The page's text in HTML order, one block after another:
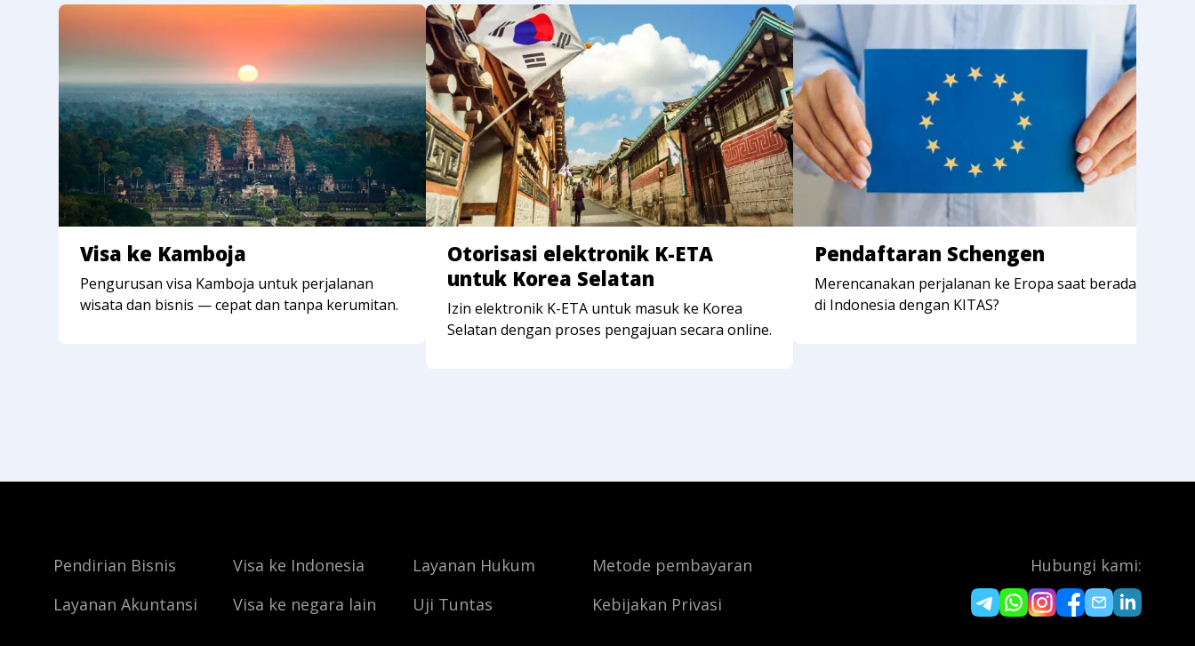
Visa ke Kamboja
Pengurusan visa Kamboja untuk perjalanan
wisata dan bisnis — cepat dan tanpa kerumitan.
Otorisasi elektronik K-ETA
untuk Korea Selatan
Izin elektronik K-ETA untuk masuk ke Korea
Selatan dengan proses pengajuan secara online.
Pendaftaran Schengen
Merencanakan perjalanan ke Eropa saat berada
di Indonesia dengan KITAS?
Hubungi kami:
Pendirian Bisnis Visa ke Indonesia Layanan Hukum
Metode pembayaran
Layanan Akuntansi
Visa ke negara lain Uji Tuntas Kebijakan Privasi